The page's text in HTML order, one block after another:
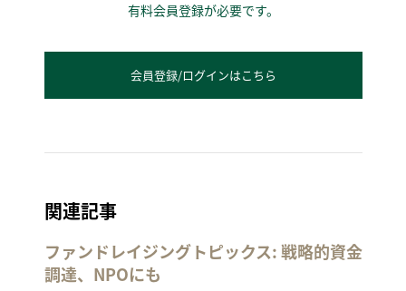
有料会員登録が必要です。
会員登録/ログインはこちら
関連記事
ファンドレイジングトピックス: 戦略的資金
調達、NPOにも